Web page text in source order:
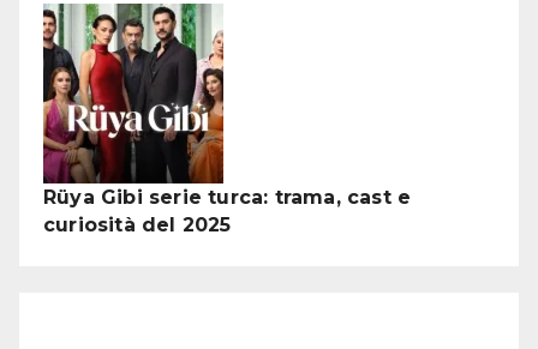
Rüya Gibi serie turca: trama, cast e
curiosità del 2025